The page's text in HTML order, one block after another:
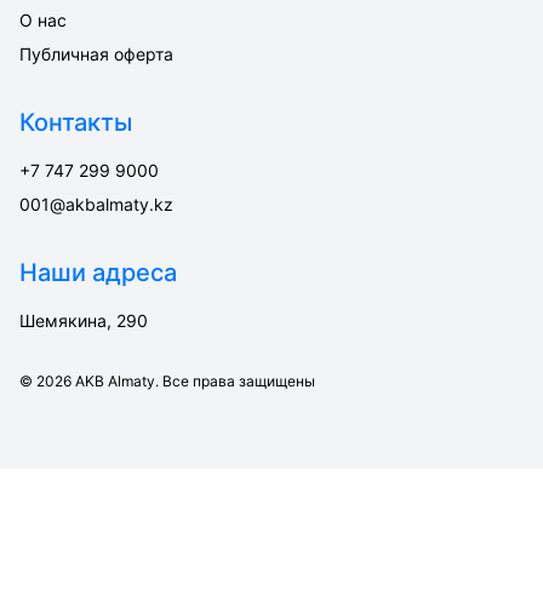
О нас
Публичная оферта
Контакты
+7 747 299 9000
001@akbalmaty.kz
Наши адреса
Шемякина, 290
© 2026 AKB Almaty. Все права защищены